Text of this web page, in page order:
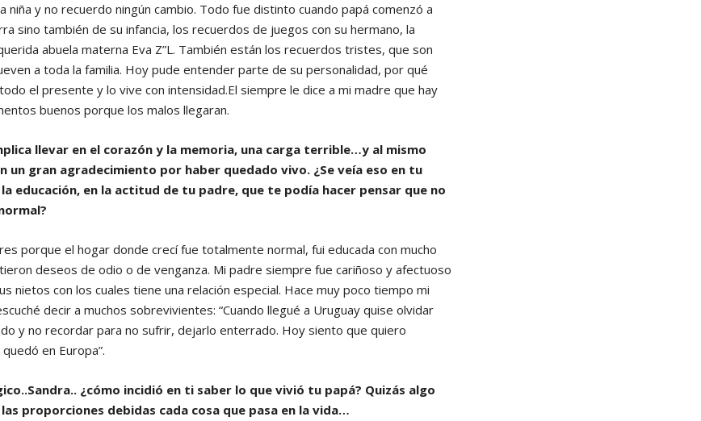
niña y no recuerdo ningún cambio. Todo fue distinto cuando papá comenzó a
sino también de su infancia, los recuerdos de juegos con su hermano, la
abuela materna Eva Z”L. También están los recuerdos tristes, que son
a toda la familia. Hoy pude entender parte de su personalidad, por qué
el presente y lo vive con intensidad.El siempre le dice a mi madre que hay
buenos porque los malos llegaran.
llevar en el corazón y la memoria, una carga terrible…y al mismo
un gran agradecimiento por haber quedado vivo. ¿Se veía eso en tu
educación, en la actitud de tu padre, que te podía hacer pensar que no
porque el hogar donde crecí fue totalmente normal, fui educada con mucho
deseos de odio o de venganza. Mi padre siempre fue cariñoso y afectuoso
nietos con los cuales tiene una relación especial. Hace muy poco tiempo mi
decir a muchos sobrevivientes: “Cuando llegué a Uruguay quise olvidar
y no recordar para no sufrir, dejarlo enterrado. Hoy siento que quiero
en Europa”.
¿cómo incidió en ti saber lo que vivió tu papá? Quizás algo
proporciones debidas cada cosa que pasa en la vida…